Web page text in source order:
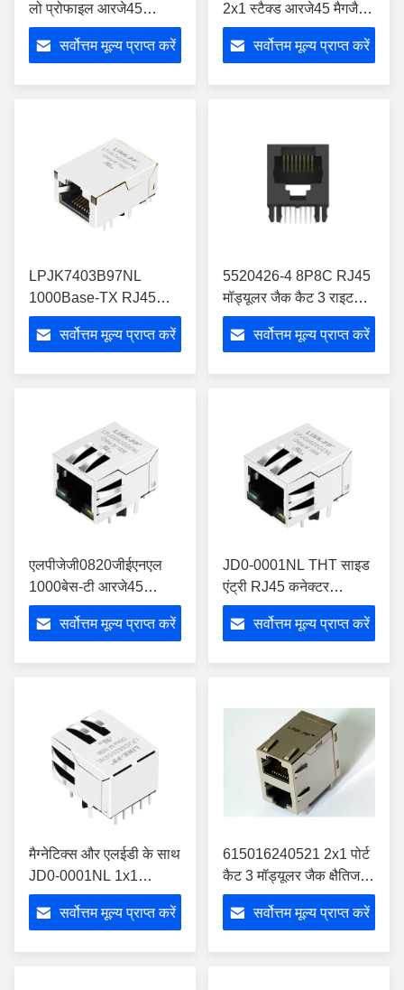
लो प्रोफाइल आरजे45
कनेक्टर 1000बेस-टी
मैग्नेटिक्स के साथ
सर्वोत्तम मूल्य प्राप्त करें
2x1 स्टैक्ड आरजे45 मैगजैक
10/100बेस-टी ईएमआई टैब
के साथसर्वोत्तम मूल्य प्राप्त करें
LPJK7403B97NL
1000Base-TX RJ45
MagJack थ्रू-होल
इंडस्ट्रियल-ग्रेड
सर्वोत्तम मूल्य प्राप्त करें
5520426-4 8P8C RJ45
मॉड्यूलर जैक कैट 3 राइट
एंगल-थ्रू-होल
सर्वोत्तम मूल्य प्राप्त करें
एलपीजेजी0820जीईएनएल
1000बेस-टी आरजे45
कनेक्टर मैग्नेटिक्स 1x1
टीएचटी मैगजैक के साथ
सर्वोत्तम मूल्य प्राप्त करें
JD0-0001NL THT साइड
एंट्री RJ45 कनेक्टर
1000BASE-T मैग्नेटिक्स के
साथ सर्वोत्तम मूल्य प्राप्त करें
मैग्नेटिक्स और एलईडी के साथ
JD0-0001NL 1x1
गीगाबिट RJ45 कनेक्टर
सर्वोत्तम मूल्य प्राप्त करें
615016240521 2x1 पोर्ट
कैट 3 मॉड्यूलर जैक क्षैतिज
ढाल RJ45
सर्वोत्तम मूल्य प्राप्त करें